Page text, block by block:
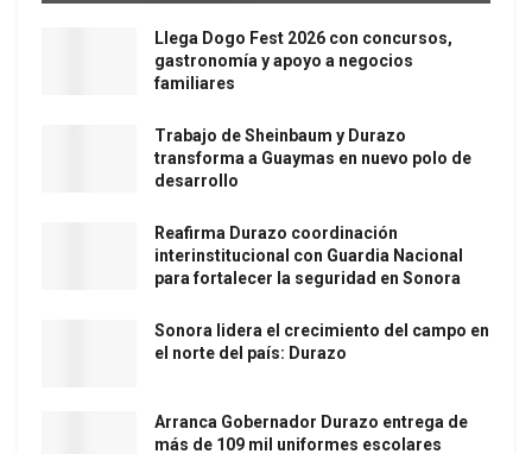
Llega Dogo Fest 2026 con concursos,
gastronomía y apoyo a negocios
familiares
Trabajo de Sheinbaum y Durazo
transforma a Guaymas en nuevo polo de
desarrollo
Reafirma Durazo coordinación
interinstitucional con Guardia Nacional
para fortalecer la seguridad en Sonora
Sonora lidera el crecimiento del campo en
el norte del país: Durazo
Arranca Gobernador Durazo entrega de
más de 109 mil uniformes escolares